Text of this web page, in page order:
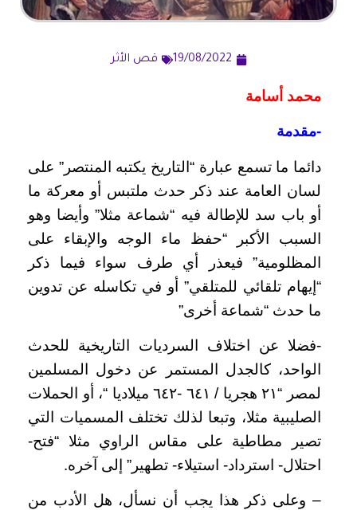
19/08/2022 قص الأثر
محمد أسامة
-مقدمة
دائما ما تسمع عبارة “التاريخ يكتبه المنتصر” على
لسان العامة عند ذكر حدث ملتبس أو معركة ما
أو باب سد للإطالة فيه “شماعة مثلا” وأيضا وهو
السبب الأكبر “حفظ ماء الوجه والإبقاء على
المظلومية” فيعذر أي طرف سواء فيما ذكر
“إيهام تلقائي للمتلقي” أو في تكاسله عن تدوين
ما حدث “شماعة أخرى”
-فضلا عن اختلاف السرديات التاريخية للحدث
الواحد، كالجدل المستمر عن دخول المسلمين
لمصر “٢١ هجريا / ٦٤١ -٦٤٢ ميلاديا “، أو الحملات
الصليبية مثلا، وتبعا لذلك تختلف المسميات التي
تصير مطاطية على مقاس الراوي مثلا “فتح-
احتلال- استرداد- استيلاء- تطهير” إلى آخره.
– وعلى ذكر هذا يجب أن نسأل، هل الأدب من